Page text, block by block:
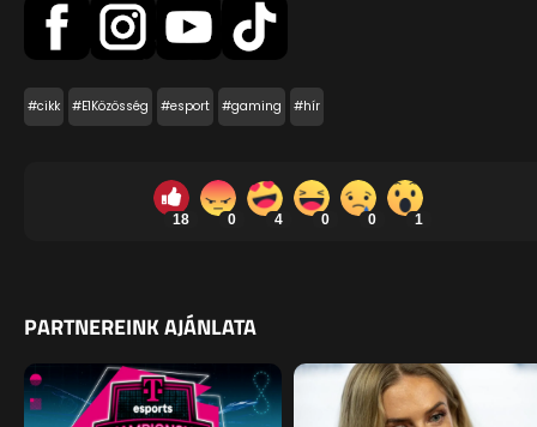
#cikk #E1Közösség #esport #gaming #hír
18 0 4 0 0 1
PARTNEREINK AJÁNLATA